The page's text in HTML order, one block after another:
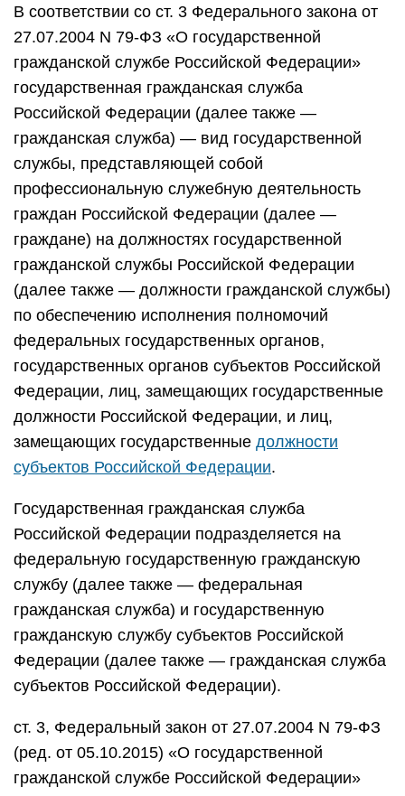
В соответствии со ст. 3 Федерального закона от
27.07.2004 N 79-ФЗ «О государственной
гражданской службе Российской Федерации»
государственная гражданская служба
Российской Федерации (далее также —
гражданская служба) — вид государственной
службы, представляющей собой
профессиональную служебную деятельность
граждан Российской Федерации (далее —
граждане) на должностях государственной
гражданской службы Российской Федерации
(далее также — должности гражданской службы)
по обеспечению исполнения полномочий
федеральных государственных органов,
государственных органов субъектов Российской
Федерации, лиц, замещающих государственные
должности Российской Федерации, и лиц,
замещающих государственные должности
субъектов Российской Федерации.
Государственная гражданская служба
Российской Федерации подразделяется на
федеральную государственную гражданскую
службу (далее также — федеральная
гражданская служба) и государственную
гражданскую службу субъектов Российской
Федерации (далее также — гражданская служба
субъектов Российской Федерации).
ст. 3, Федеральный закон от 27.07.2004 N 79-ФЗ
(ред. от 05.10.2015) «О государственной
гражданской службе Российской Федерации»